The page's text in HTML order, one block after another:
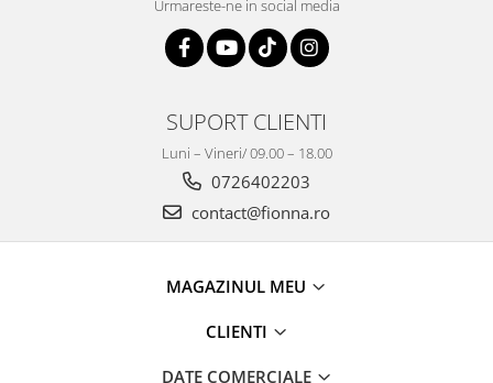
Urmareste-ne in social media
SUPORT CLIENTI
Luni – Vineri/ 09.00 – 18.00
0726402203
contact@fionna.ro
MAGAZINUL MEU
CLIENTI
DATE COMERCIALE